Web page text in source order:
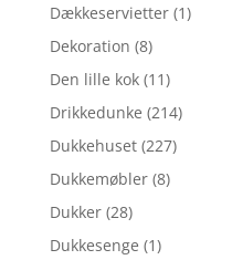
Dækkeservietter (1)
Dekoration (8)
Den lille kok (11)
Drikkedunke (214)
Dukkehuset (227)
Dukkemøbler (8)
Dukker (28)
Dukkesenge (1)